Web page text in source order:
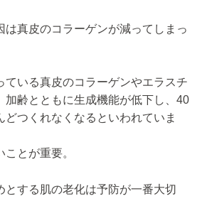
は真皮のコラーゲンが減ってしまっ
ている真皮のコラーゲンやエラスチ
加齢とともに生成機能が低下し、40
どつくれなくなるといわれていま
とが重要。
とする肌の老化は予防が一番大切